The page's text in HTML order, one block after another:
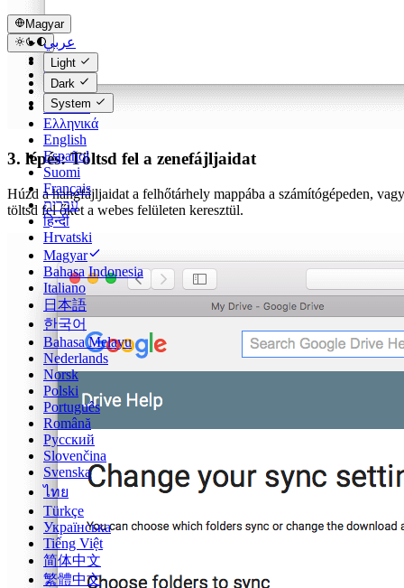
Magyar
عربي
Català
Čeština
Dansk
Deutsch
Ελληνικά
English
Español
Suomi
Français
עברית
हिन्दी
Hrvatski
Magyar
Bahasa Indonesia
Italiano
日本語
한국어
Bahasa Melayu
Nederlands
Norsk
Polski
Português
Română
Русский
Slovenčina
Svenska
ไทย
Türkçe
Українська
Tiếng Việt
简体中文
繁體中文
Light
Dark
System
3. lépés: Töltsd fel a zenefájljaidat
Húzd a hangfájljaidat a felhőtárhely mappába a számítógépeden, vagy
töltsd fel őket a webes felületen keresztül.